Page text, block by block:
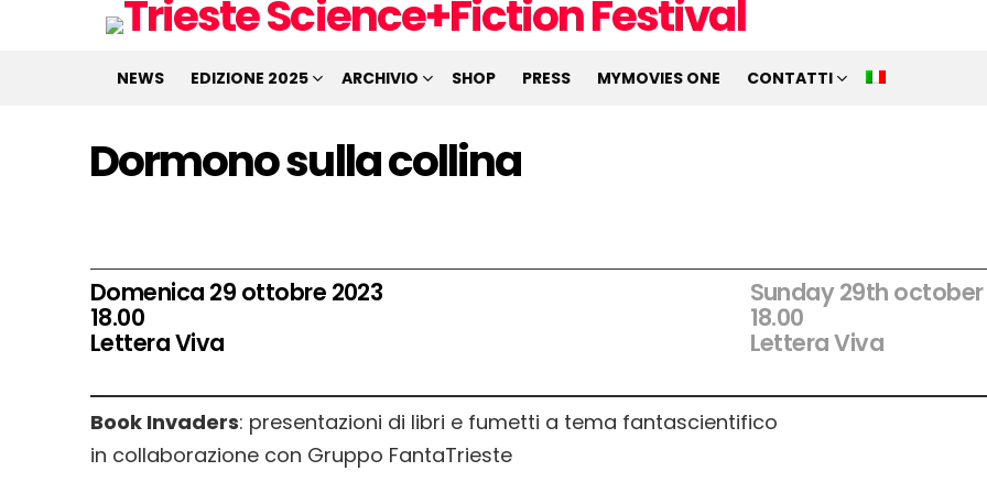
NEWS EDIZIONE 2025 ARCHIVIO SHOP PRESS MYMOVIES ONE CONTATTI
Dormono sulla collina
Domenica 29 ottobre 2023
18.00
Lettera Viva
Sunday 29th october
18.00
Lettera Viva
Book Invaders: presentazioni di libri e fumetti a tema fantascientifico
in collaborazione con Gruppo FantaTrieste